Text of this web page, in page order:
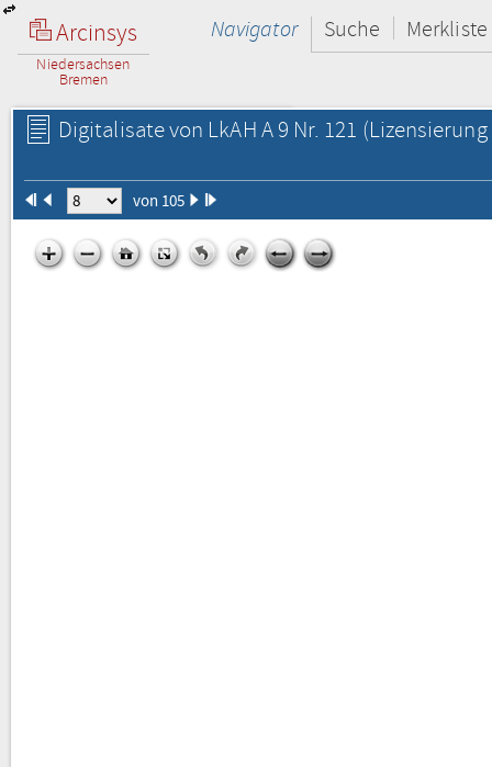
Arcinsys
Niedersachsen
Bremen
Navigator Suche Merkliste
Digitalisate von LkAH A 9 Nr. 121
von 105